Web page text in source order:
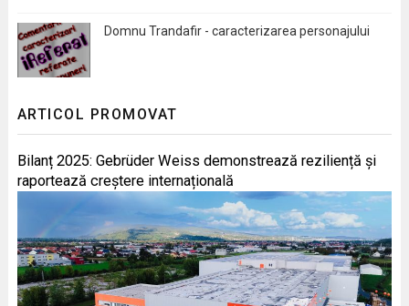
Domnu Trandafir - caracterizarea personajului
ARTICOL PROMOVAT
Bilanț 2025: Gebrüder Weiss demonstrează reziliență și
raportează creștere internațională